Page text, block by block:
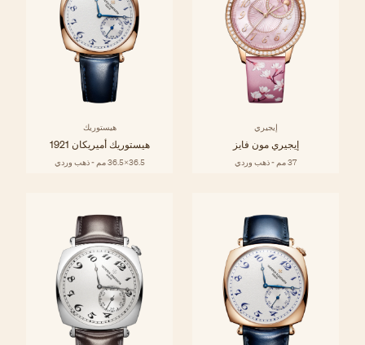
إيجيري
إيجيري مون فايز
37 مم - ذهب وردي
هيستوريك
هيستوريك أميريكان 1921
36.5x36.5 مم - ذهب وردي